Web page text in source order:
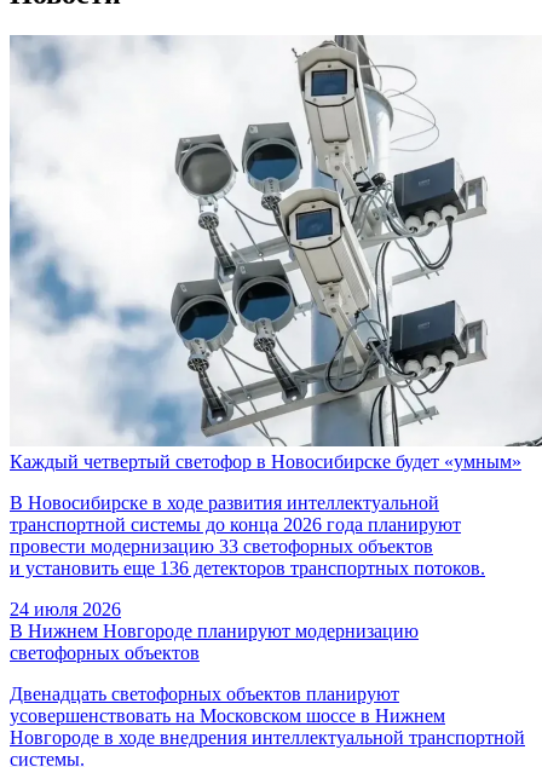
Каждый четвертый светофор в Новосибирске будет «умным»
В Новосибирске в ходе развития интеллектуальной
транспортной системы до конца 2026 года планируют
провести модернизацию 33 светофорных объектов
и установить еще 136 детекторов транспортных потоков.
24 июля 2026
В Нижнем Новгороде планируют модернизацию
светофорных объектов
Двенадцать светофорных объектов планируют
усовершенствовать на Московском шоссе в Нижнем
Новгороде в ходе внедрения интеллектуальной транспортной
системы.